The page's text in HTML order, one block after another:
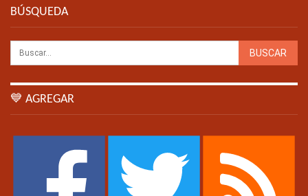
BÚSQUEDA
💙 AGREGAR